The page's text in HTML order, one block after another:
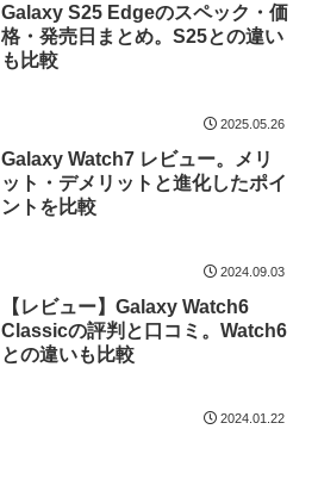
Galaxy S25 Edgeのスペック・価
格・発売日まとめ。S25との違い
も比較
2025.05.26
Galaxy Watch7 レビュー。メリ
ット・デメリットと進化したポイ
ントを比較
2024.09.03
【レビュー】Galaxy Watch6
Classicの評判と口コミ。Watch6
との違いも比較
2024.01.22